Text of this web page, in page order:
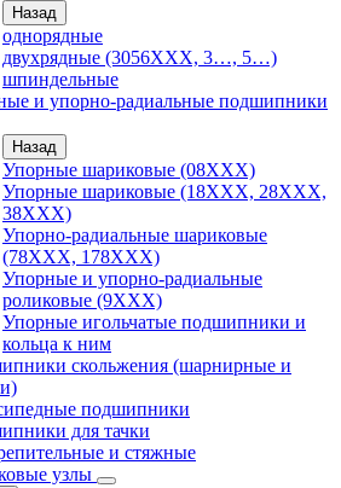
Назад
однорядные
двухрядные (3056ХХХ, 3…, 5…)
шпиндельные
и упорно-радиальные подшипники
Назад
Упорные шариковые (08XXX)
Упорные шариковые (18XXX, 28XXХ,
38ХХХ)
Упорно-радиальные шариковые
(78XXX, 178ХХХ)
Упорные и упорно-радиальные
роликовые (9ХХХ)
Упорные игольчатые подшипники и
кольца к ним
скольжения (шарнирные и
подшипники
для тачки
и стяжные
узлы